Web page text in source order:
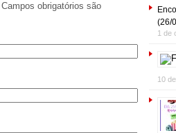
obrigatórios são
(26/
1 de
10